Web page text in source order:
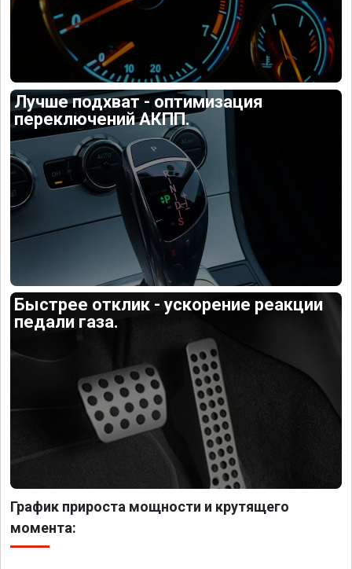
Лучше подхват - оптимизация
переключений АКПП.
Быстрее отклик - ускорение реакции
педали газа.
График прироста мощности и крутящего
момента: